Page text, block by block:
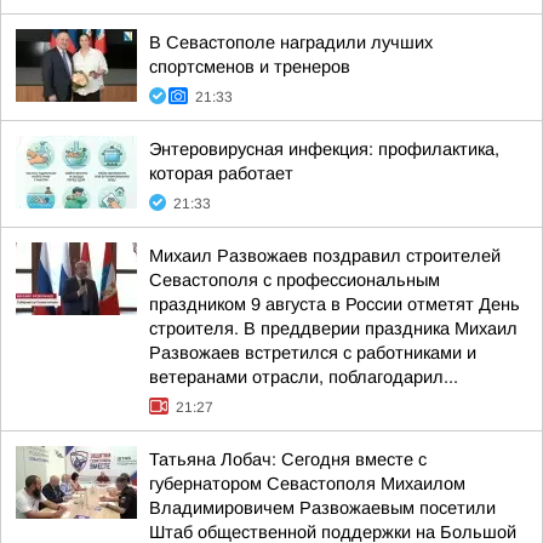
В Севастополе наградили лучших
спортсменов и тренеров
21:33
Энтеровирусная инфекция: профилактика,
которая работает
21:33
Михаил Развожаев поздравил строителей
Севастополя с профессиональным
праздником 9 августа в России отметят День
строителя. В преддверии праздника Михаил
Развожаев встретился с работниками и
ветеранами отрасли, поблагодарил...
21:27
Татьяна Лобач: Сегодня вместе с
губернатором Севастополя Михаилом
Владимировичем Развожаевым посетили
Штаб общественной поддержки на Большой